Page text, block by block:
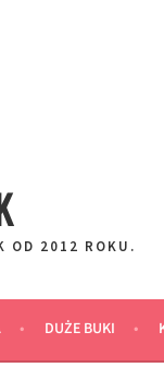
OD 2012 ROKU.
DUŻE BUKI